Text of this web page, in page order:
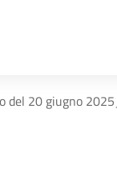
del 20 giugno